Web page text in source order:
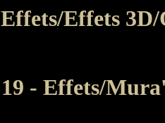
Effets/Effets
19 - Effets/